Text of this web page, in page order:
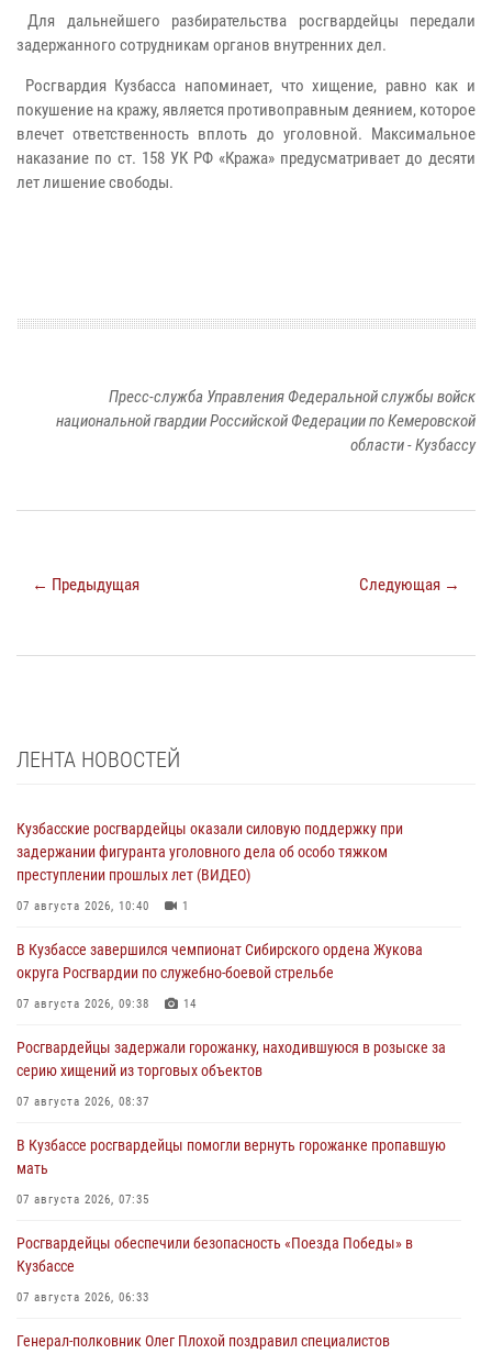
Для дальнейшего разбирательства росгвардейцы передали
задержанного сотрудникам органов внутренних дел.
Росгвардия Кузбасса напоминает, что хищение, равно как и
покушение на кражу, является противоправным деянием, которое
влечет ответственность вплоть до уголовной. Максимальное
наказание по ст. 158 УК РФ «Кража» предусматривает до десяти
лет лишение свободы.
Пресс-служба Управления Федеральной службы войск
национальной гвардии Российской Федерации по Кемеровской
области - Кузбассу
← Предыдущая Следующая →
ЛЕНТА НОВОСТЕЙ
Кузбасские росгвардейцы оказали силовую поддержку при
задержании фигуранта уголовного дела об особо тяжком
преступлении прошлых лет (ВИДЕО)
07 августа 2026, 10:40 1
В Кузбассе завершился чемпионат Сибирского ордена Жукова
округа Росгвардии по служебно-боевой стрельбе
07 августа 2026, 09:38 14
Росгвардейцы задержали горожанку, находившуюся в розыске за
серию хищений из торговых объектов
07 августа 2026, 08:37
В Кузбассе росгвардейцы помогли вернуть горожанке пропавшую
мать
07 августа 2026, 07:35
Росгвардейцы обеспечили безопасность «Поезда Победы» в
Кузбассе
07 августа 2026, 06:33
Генерал-полковник Олег Плохой поздравил специалистов